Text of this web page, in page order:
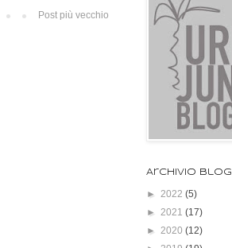
Post più vecchio
Archivio blog
► 2022 (5)
► 2021 (17)
► 2020 (12)